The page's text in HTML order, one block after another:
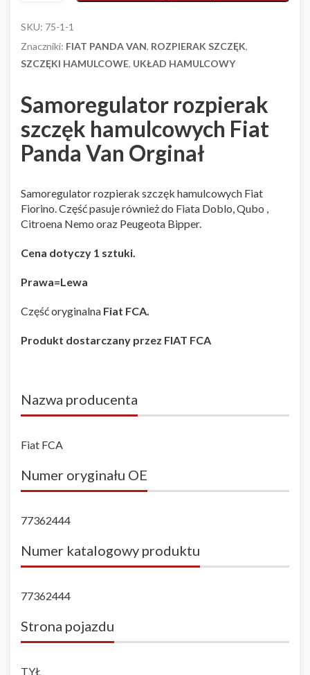
SKU: 75-1-1
Znaczniki: FIAT PANDA VAN, ROZPIERAK SZCZĘK,
SZCZĘKI HAMULCOWE, UKŁAD HAMULCOWY
Samoregulator rozpierak
szczęk hamulcowych Fiat
Panda Van Orginał
Samoregulator rozpierak szczęk hamulcowych Fiat
Fiorino. Część pasuje również do Fiata Doblo, Qubo ,
Citroena Nemo oraz Peugeota Bipper.
Cena dotyczy 1 sztuki.
Prawa=Lewa
Część oryginalna Fiat FCA.
Produkt dostarczany przez FIAT FCA
Nazwa producenta
Fiat FCA
Numer oryginału OE
77362444
Numer katalogowy produktu
77362444
Strona pojazdu
TYŁ